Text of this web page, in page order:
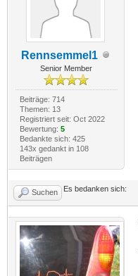
Rennsemmel1
Senior Member
Beiträge: 714
Themen: 13
Registriert seit: Oct 2022
Bewertung: 5
Bedankte sich: 425
143x gedankt in 108
Beiträgen
Suchen Es bedanken sich: